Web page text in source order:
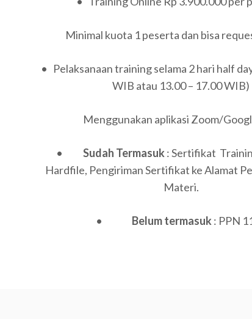
Minimal kuota 1 peserta dan bisa
• Pelaksanaan training selama 2 hari half
WIB atau 13.00 – 17.00 WIB)
Menggunakan aplikasi Zoom/
• Sudah Termasuk : Sertifikat
Hardfile, Pengiriman Sertifikat ke Alamat
Materi.
• Belum termasuk : PPN